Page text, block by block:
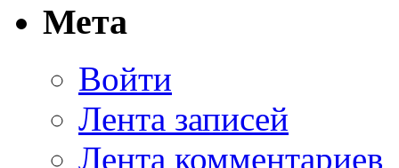
Мета
Войти
Лента записей
Лента комментариев